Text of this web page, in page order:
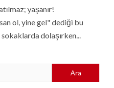
yaşanır!
ol, yine gel" dediği bu
dolaşırken...